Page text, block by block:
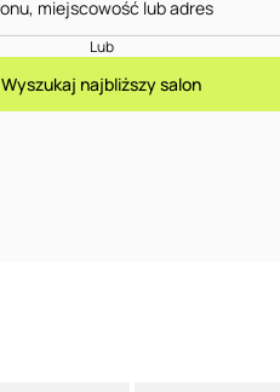
Lub
Wyszukaj najbliższy salon